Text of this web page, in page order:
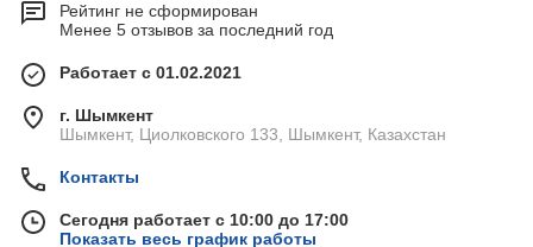
Рейтинг не сформирован
Менее 5 отзывов за последний год
Работает с 01.02.2021
г. Шымкент
Шымкент, Циолковского 133, Шымкент, Казахстан
Контакты
Сегодня работает с 10:00 до 17:00
Показать весь график работы